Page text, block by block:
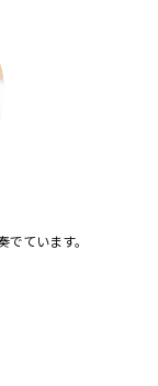
でています。